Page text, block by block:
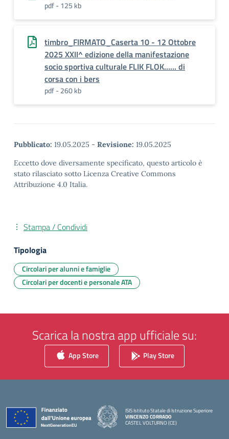
pdf - 125 kb
timbro_FIRMATO_Caserta 10 - 12 Ottobre
2025 XXII^ edizione della manifestazione
socio sportiva culturale FLIK FLOK...... di
corsa con i bers
pdf - 260 kb
Pubblicato: 19.05.2025 - Revisione: 19.05.2025
Eccetto dove diversamente specificato, questo articolo è
stato rilasciato sotto Licenza Creative Commons
Attribuzione 4.0 Italia.
Stampa / Condividi
Tipologia
Circolari per alunni e famiglie
Circolari per docenti e personale ATA
Scarica la nostra app ufficiale su:
App Store Play Store
ISIS Istituto Statale di Istruzione Superiore
VINCENZO CORRADO
CASTEL VOLTURNO (CE)